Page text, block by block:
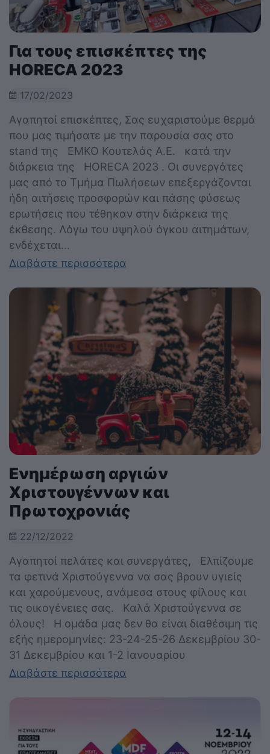
Για τους επισκέπτες της
HORECA 2023
17/02/2023
Αγαπητοί επισκέπτες, Σας ευχαριστούμε θερμά
που μας τιμήσατε με την παρουσία σας στο
stand της ΕΜΚΟ Κουτελάς Α.Ε. κατά την
διάρκεια της HORECA 2023 . Οι συνεργάτες
μας από το Τμήμα Πωλήσεων επεξεργάζονται
ήδη αιτήσεις προσφορών και πάσης φύσεως
ερωτήσεις που τέθηκαν στην διάρκεια της
έκθεσης. Λόγω του υψηλού όγκου αιτημάτων,
ενδέχεται...
Διαβάστε περισσότερα
Ενημέρωση αργιών
Χριστουγέννων και
Πρωτοχρονιάς
22/12/2022
Αγαπητοί πελάτες και συνεργάτες, Ελπίζουμε
τα φετινά Χριστούγεννα να σας βρουν υγιείς
και χαρούμενους, ανάμεσα στους φίλους και
τις οικογένειες σας. Καλά Χριστούγεννα σε
όλους! Η ομάδα μας δεν θα είναι διαθέσιμη τις
εξής ημερομηνίες: 23-24-25-26 Δεκεμβρίου 30-
31 Δεκεμβρίου και 1-2 Ιανουαρίου
Διαβάστε περισσότερα